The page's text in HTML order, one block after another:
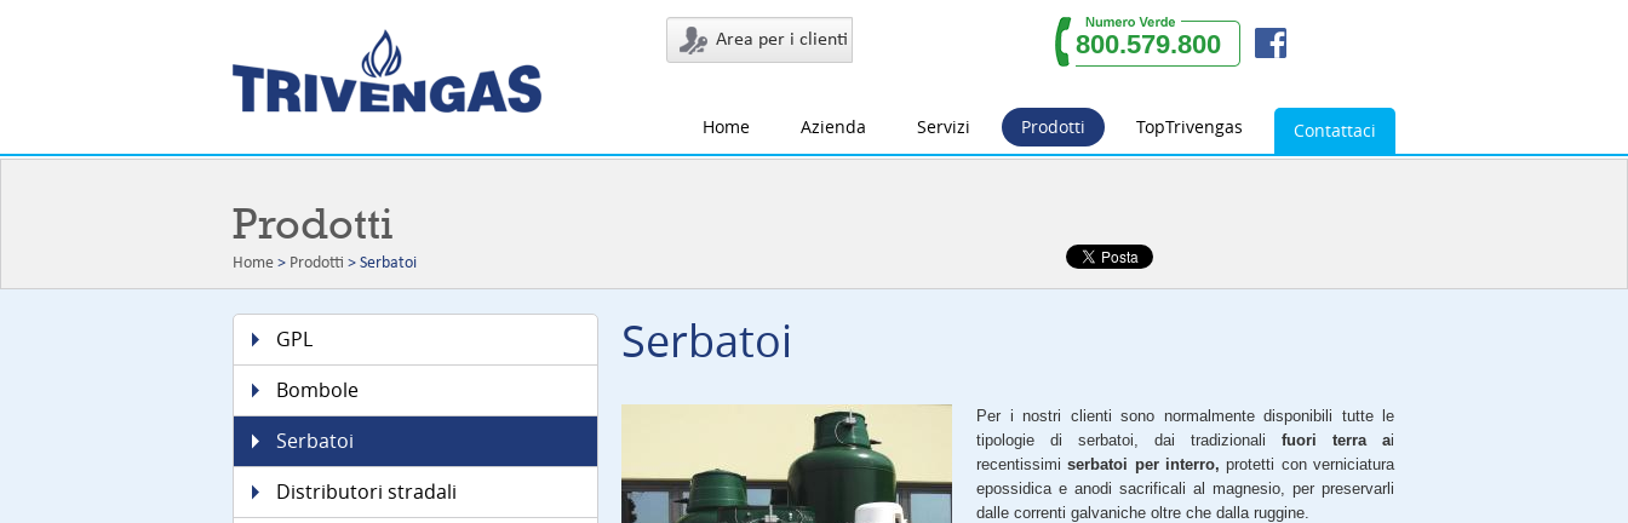
Area per i clienti 800.579.800
Home Azienda Servizi Prodotti TopTrivengas Contattaci
Prodotti
Home > Prodotti > Serbatoi
GPL
Bombole
Serbatoi
Distributori stradali
Serbatoi
Per i nostri clienti sono normalmente disponibili tutte le
tipologie di serbatoi, dai tradizionali fuori terra ai
recentissimiserbatoi per interro, protetti con verniciatura
epossidica e anodi sacrificali al magnesio, per preservarli
dalle correnti galvaniche oltre che dalla ruggine.